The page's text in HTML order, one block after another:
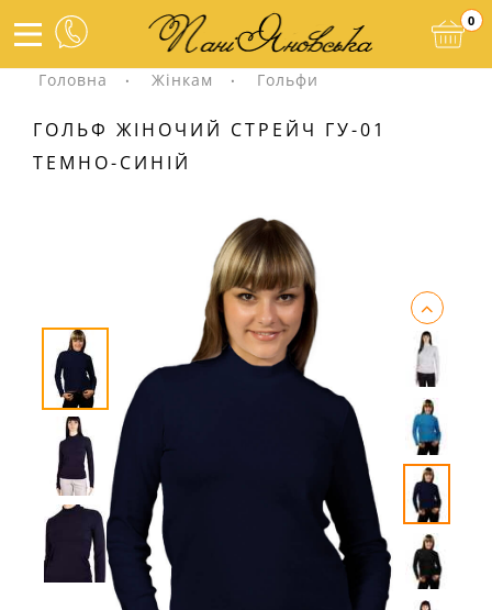
0
Головна Жінкам Гольфи
ГОЛЬФ ЖІНОЧИЙ СТРЕЙЧ ГУ-01
ТЕМНО-СИНІЙ